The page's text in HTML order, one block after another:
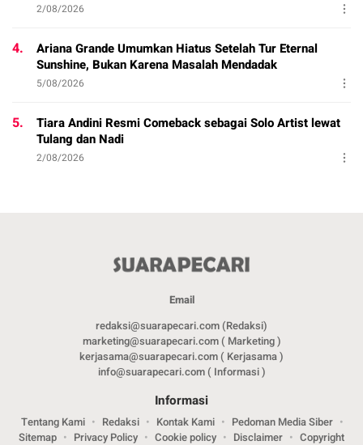
2/08/2026
4.
Ariana Grande Umumkan Hiatus Setelah Tur Eternal
Sunshine, Bukan Karena Masalah Mendadak
5/08/2026
5.
Tiara Andini Resmi Comeback sebagai Solo Artist lewat
Tulang dan Nadi
2/08/2026
Email
redaksi@suarapecari.com (Redaksi)
marketing@suarapecari.com ( Marketing )
kerjasama@suarapecari.com ( Kerjasama )
info@suarapecari.com ( Informasi )
Informasi
Tentang Kami Redaksi Kontak Kami
Pedoman Media Siber
Sitemap
Privacy Policy Cookie policy Disclaimer Copyright